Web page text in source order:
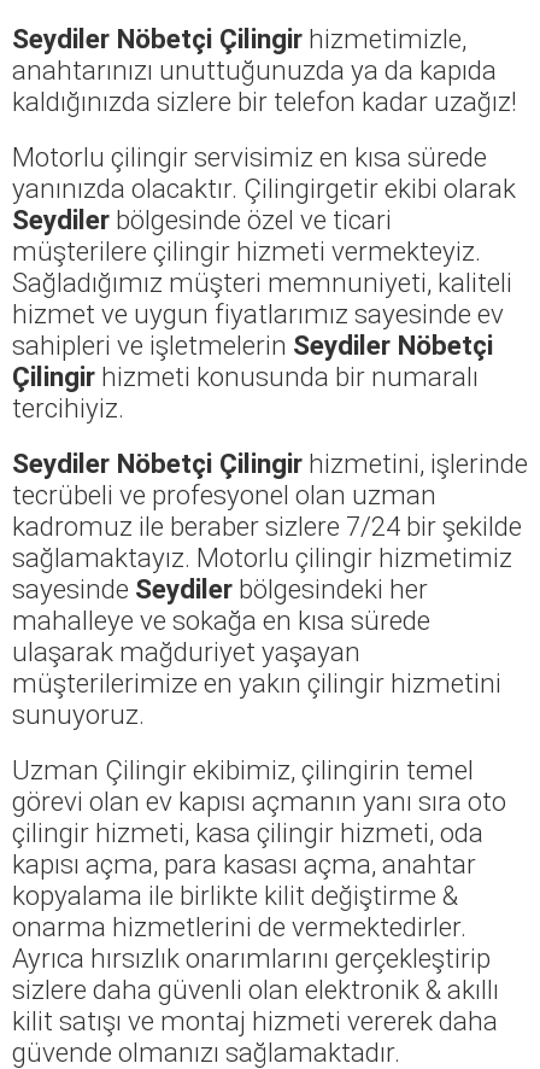
Seydiler Nöbetçi Çilingir hizmetimizle,
anahtarınızı unuttuğunuzda ya da kapıda
kaldığınızda sizlere bir telefon kadar uzağız!
Motorlu çilingir servisimiz en kısa sürede
yanınızda olacaktır. Çilingirgetir ekibi olarak
Seydiler bölgesinde özel ve ticari
müşterilere çilingir hizmeti vermekteyiz.
Sağladığımız müşteri memnuniyeti, kaliteli
hizmet ve uygun fiyatlarımız sayesinde ev
sahipleri ve işletmelerin Seydiler Nöbetçi
Çilingir hizmeti konusunda bir numaralı
tercihiyiz.
Seydiler Nöbetçi Çilingir hizmetini, işlerinde
tecrübeli ve profesyonel olan uzman
kadromuz ile beraber sizlere 7/24 bir şekilde
sağlamaktayız. Motorlu çilingir hizmetimiz
sayesinde Seydiler bölgesindeki her
mahalleye ve sokağa en kısa sürede
ulaşarak mağduriyet yaşayan
müşterilerimize en yakın çilingir hizmetini
sunuyoruz.
Uzman Çilingir ekibimiz, çilingirin temel
görevi olan ev kapısı açmanın yanı sıra oto
çilingir hizmeti, kasa çilingir hizmeti, oda
kapısı açma, para kasası açma, anahtar
kopyalama ile birlikte kilit değiştirme &
onarma hizmetlerini de vermektedirler.
Ayrıca hırsızlık onarımlarını gerçekleştirip
sizlere daha güvenli olan elektronik & akıllı
kilit satışı ve montaj hizmeti vererek daha
güvende olmanızı sağlamaktadır.